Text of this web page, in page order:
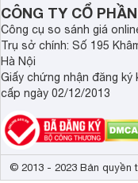
CÔNG TY CỔ
Công cụ so sánh giá
Trụ sở chính: Số 195
Hà Nội
Giấy chứng nhận đăng ký
cấp ngày 02/12/2013
© 2013 - 2023 Bản quyền